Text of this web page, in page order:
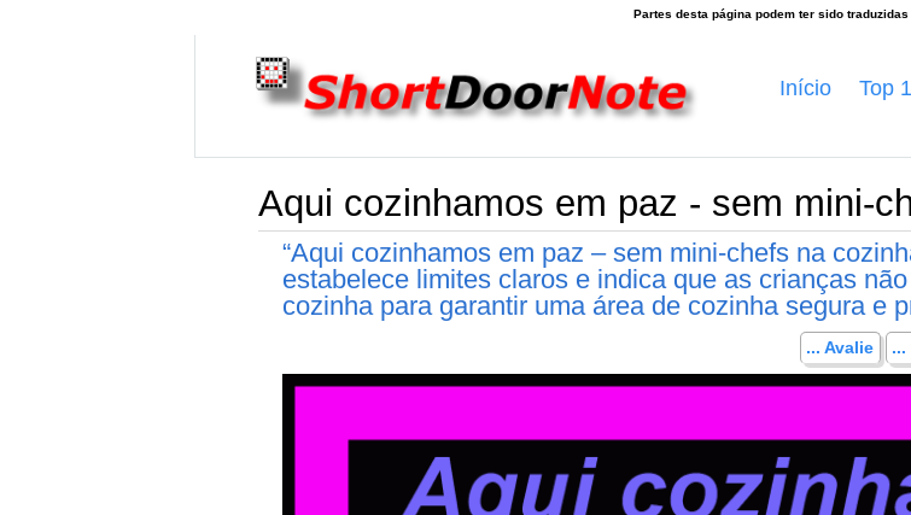
Início Top
Aqui cozinhamos em paz - sem mini-
“Aqui cozinhamos em paz – sem mini-chefs na
estabelece limites claros e indica que as crianças
cozinha para garantir uma área de cozinha segura e
... Avalie ...